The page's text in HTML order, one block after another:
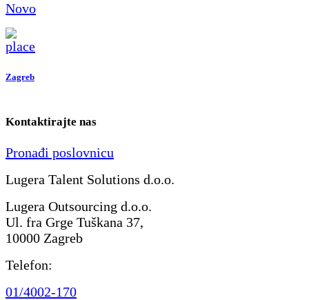
Novo
Zagreb
Kontaktirajte nas
Pronađi poslovnicu
Lugera Talent Solutions d.o.o.
Lugera Outsourcing d.o.o.
Ul. fra Grge Tuškana 37,
10000 Zagreb
Telefon:
01/4002-170